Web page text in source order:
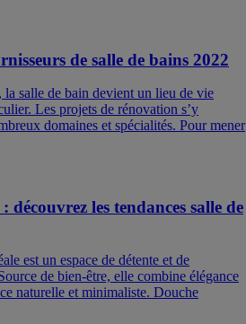
de salle de bains 2022
salle de bain devient un lieu de vie
Les projets de rénovation s’y
domaines et spécialités. Pour mener
les tendances salle de
est un espace de détente et de
de bien-être, elle combine élégance
naturelle et minimaliste. Douche